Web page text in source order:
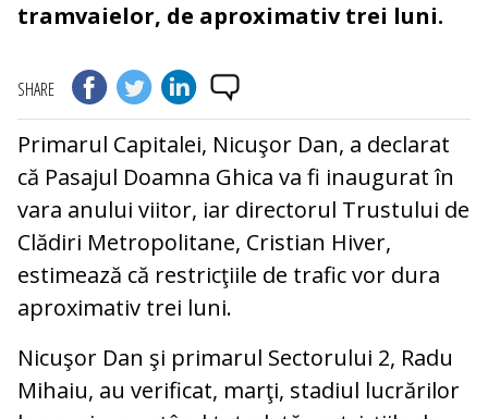
tramvaielor, de aproximativ trei luni.
SHARE
Primarul Capitalei, Nicuşor Dan, a declarat
că Pasajul Doamna Ghica va fi inaugurat în
vara anului viitor, iar directorul Trustului de
Clădiri Metropolitane, Cristian Hiver,
estimează că restricţiile de trafic vor dura
aproximativ trei luni.
Nicuşor Dan şi primarul Sectorului 2, Radu
Mihaiu, au verificat, marţi, stadiul lucrărilor